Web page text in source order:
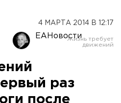
4 МАРТА 2014 В 12:17
ЕАНовости
раз
после